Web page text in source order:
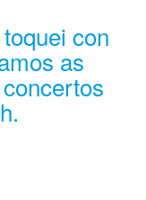
con
as